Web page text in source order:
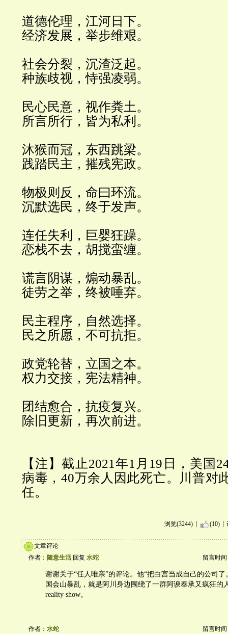
道德伦理，江河日下。
经济发展，举步维艰。
社会分裂，沉渣泛起。
种族歧视，恃强凌弱。
民心民意，视作粪土。
所言所行，皆为私利。
沐猴而冠，东西跳梁。
践踏民主，摧残宪政。
物极则反，命曰环流。
沉默选民，终于发声。
连任失利，巨婴狂躁。
恋栈不去，胡搅蛮缠。
谎言阴谋，煽动暴乱。
徒劳之举，终被唾弃。
民主程序，自然选择。
民之所愿，不可抗拒。
政党轮替，立国之本。
权力交接，宪法精神。
团结愈合，抗疫复兴。
除旧更新，再次前进。
【注】截止2021 年1 月 19 日，美国
病毒，40万余人因此死亡。川普对
任。
浏览(3244) (10)
文章评论
作者： 随意生活 回复 水蛇 留言时间
谢谢关于“任人唯亲”的评论。他“把白宫当成自己的公司了
国会山暴乱，就是阿川身边围绕了一群阿谀奉承又疯狂的
reality show。
作者： 水蛇 留言时间